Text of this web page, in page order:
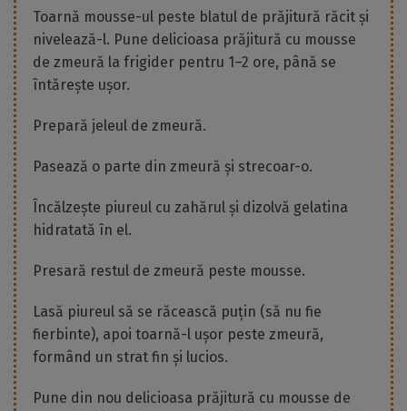
Toarnă mousse-ul peste blatul de prăjitură răcit și
nivelează-l. Pune delicioasa prăjitură cu mousse
de zmeură la frigider pentru 1–2 ore, până se
întărește ușor.
Prepară jeleul de zmeură.
Pasează o parte din zmeură și strecoar-o.
Încălzește piureul cu zahărul și dizolvă gelatina
hidratată în el.
Presară restul de zmeură peste mousse.
Lasă piureul să se răcească puțin (să nu fie
fierbinte), apoi toarnă-l ușor peste zmeură,
formând un strat fin și lucios.
Pune din nou delicioasa prăjitură cu mousse de